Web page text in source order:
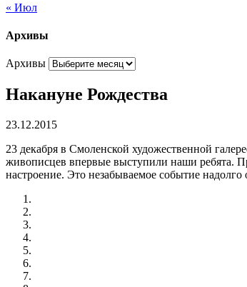
« Июл
Архивы
Архивы
Накануне Рождества
23.12.2015
23 декабря в Смоленской художественной
живописцев впервые выступили наши ребята.
настроение. Это незабываемое событие надолго